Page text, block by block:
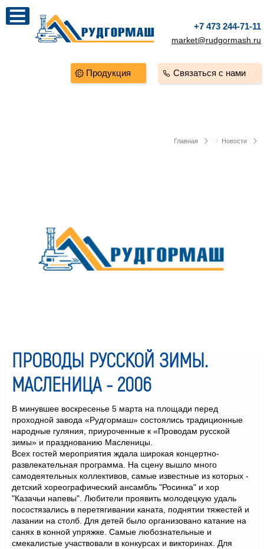
+7 473 244-71-11
market@rudgormash.ru
Связаться с нами
Продукция
Главная Новости
ПРОВОДЫ РУССКОЙ ЗИМЫ.
МАСЛЕНИЦА - 2006
В минувшее воскресенье 5 марта на площади перед
проходной завода «Рудгормаш» состоялись традиционные
народные гуляния, приуроченные к «Проводам русской
зимы» и празднованию Масленицы.
Всех гостей мероприятия ждала широкая концертно-
развлекательная программа. На сцену вышло много
самодеятельных коллективов, самые известные из которых -
детский хореографический ансамбль "Росинка" и хор
"Казачьи напевы". Любители проявить молодецкую удаль
посостязались в перетягивании каната, поднятии тяжестей и
лазании на столб. Для детей было организовано катание на
санях в конной упряжке. Самые любознательные и
смекалистые участвовали в конкурсах и викторинах. Для